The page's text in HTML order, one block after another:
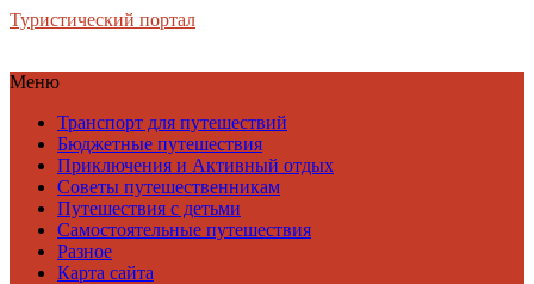
Туристический портал
Меню
Транспорт для путешествий
Бюджетные путешествия
Приключения и Активный отдых
Советы путешественникам
Путешествия с детьми
Самостоятельные путешествия
Разное
Карта сайта